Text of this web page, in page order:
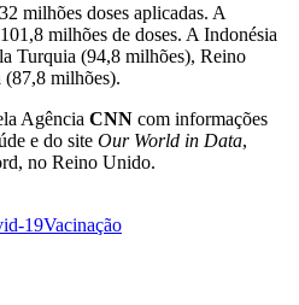
milhões doses aplicadas. A
milhões de doses. A Indonésia
Turquia (94,8 milhões), Reino
milhões).
Agência CNN com informações
e do site Our World in Data,
no Reino Unido.
19Vacinação